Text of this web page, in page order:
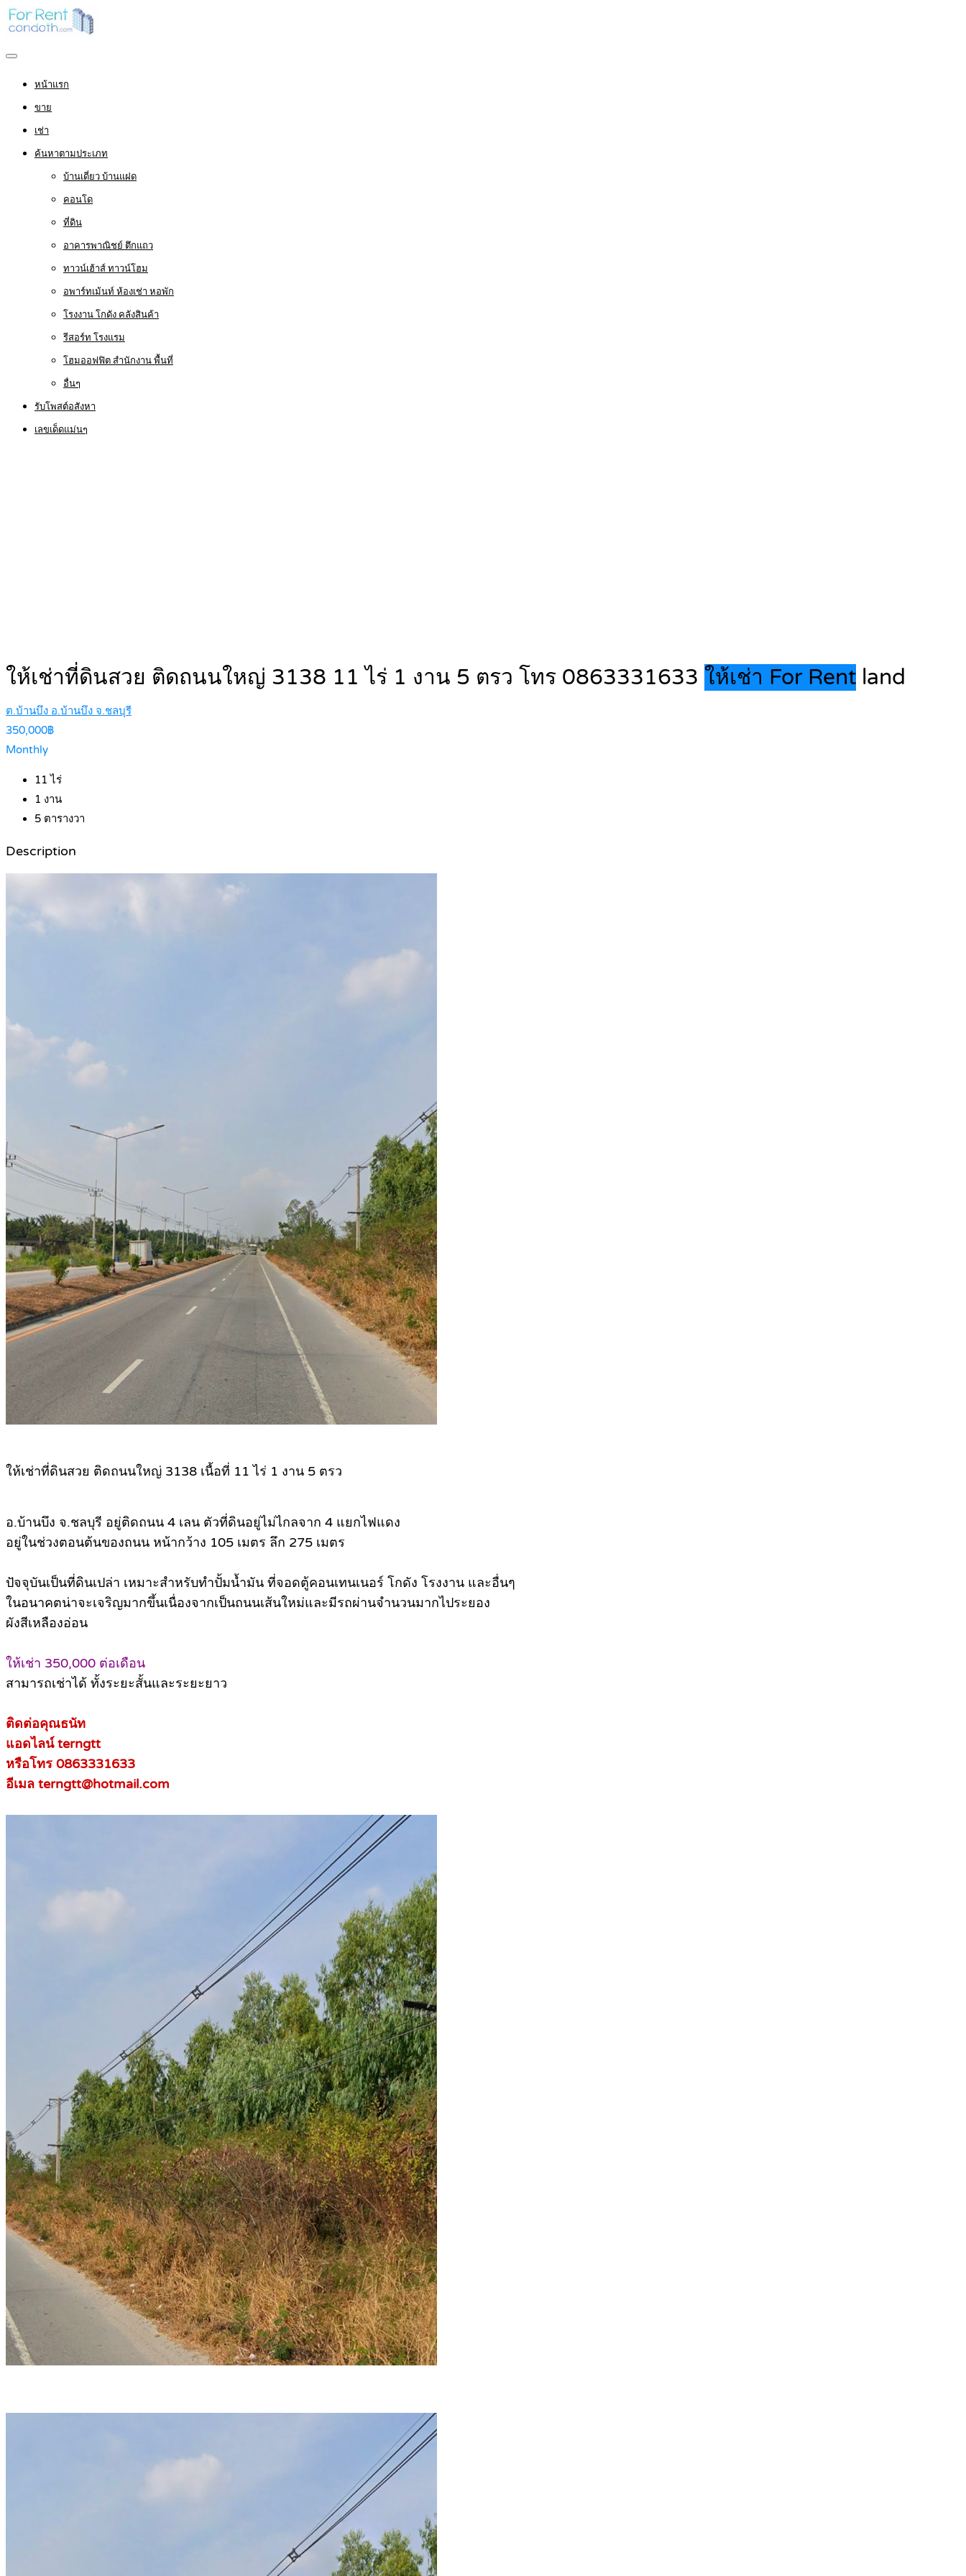
หน้าแรก
ขาย
เช่า
ค้นหาตามประเภท
บ้านเดี่ยว บ้านแฝด
คอนโด
ที่ดิน
อาคารพาณิชย์ ตึกแถว
ทาวน์เฮ้าส์ ทาวน์โฮม
อพาร์ทเม้นท์ ห้องเช่า หอพัก
โรงงาน โกดัง คลังสินค้า
รีสอร์ท โรงแรม
โฮมออฟฟิต สำนักงาน พื้นที่
อื่นๆ
รับโพสต์อสังหา
เลขเด็ดแม่นๆ
ให้เช่าที่ดินสวย ติดถนนใหญ่ 3138 11 ไร่ 1 งาน 5 ตรว โทร 0863331633 ให้เช่า For Rent land
ต.บ้านบึง อ.บ้านบึง จ.ชลบุรี
350,000฿
Monthly
11 ไร่
1 งาน
5 ตารางวา
Description
ให้เช่าที่ดินสวย ติดถนนใหญ่ 3138 เนื้อที่ 11 ไร่ 1 งาน 5 ตรว
อ.บ้านบึง จ.ชลบุรี อยู่ติดถนน 4 เลน ตัวที่ดินอยู่ไม่ไกลจาก 4 แยกไฟแดง
อยู่ในช่วงตอนต้นของถนน หน้ากว้าง 105 เมตร ลึก 275 เมตร
ปัจจุบันเป็นที่ดินเปล่า เหมาะสำหรับทำปั้มน้ำมัน ที่จอดตู้คอนเทนเนอร์ โกดัง โรงงาน และอื่นๆ
ในอนาคตน่าจะเจริญมากขึ้นเนื่องจากเป็นถนนเส้นใหม่และมีรถผ่านจำนวนมากไประยอง‬
‭ผังสีเหลืองอ่อน‬
ให้เช่า 350,000 ต่อเดือน
สามารถเช่าได้ ทั้งระยะสั้นและระยะยาว
ติดต่อคุณธนัท
แอดไลน์ terngtt
หรือโทร 0863331633
อีเมล terngtt@hotmail.com‬